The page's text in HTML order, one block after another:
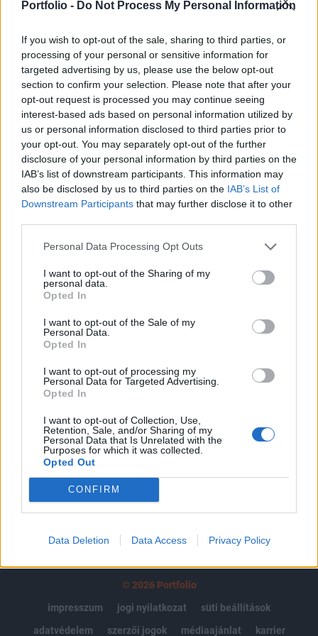
Portfolio - Do Not Process My Personal Information
If you wish to opt-out of the sale, sharing to third parties, or
processing of your personal or sensitive information for
targeted advertising by us, please use the below opt-out
section to confirm your selection. Please note that after your
opt-out request is processed you may continue seeing
interest-based ads based on personal information utilized by
us or personal information disclosed to third parties prior to
your opt-out. You may separately opt-out of the further
disclosure of your personal information by third parties on the
IAB’s list of downstream participants. This information may
also be disclosed by us to third parties on the IAB’s List of
Downstream Participants that may further disclose it to other
Personal Data Processing Opt Outs
I want to opt-out of the Sharing of my
personal data.
Opted In
I want to opt-out of the Sale of my
Personal Data.
Opted In
I want to opt-out of processing my
Personal Data for Targeted Advertising.
Opted In
I want to opt-out of Collection, Use,
Retention, Sale, and/or Sharing of my
Personal Data that Is Unrelated with the
Purposes for which it was collected.
Opted Out
CONFIRM
Data Deletion Data Access Privacy Policy
tendenciája a BÉT-en, az első 10 szereplő már a
hónapban. Az áprilisi részvényforgalom 297.5 mrd
Ft-os értéke bíztató, idei rekordnak számít.
A választások által generált élénkülés azt jelentette, hogy
rekordok sorozatát érte el a BÉT a múlt hónapban. A 297.5
mrd Ft-os részvényforgalom nem csak az idei évben számít
kiemelkedőnek, utoljára tavaly februárban bonyolítottak
ennél nagyobb üzletmenetet a brókerek (ennek megfelelően
természetesen jelentősen felülmúlja az áprilisi forgalom a
tavalyi átlagos értéket...
KEDVES OLVASÓNK!
A keresett cikk a portfolio.hu hírarchívumához
tartozik, melynek olvasása előfizetéses
Az előfizetés a következőket tartalmazza:
Portfolio.hu teljes cikkarchívum
Kötéslisták: BÉT elmúlt 2 év napon belüli
kötéslistái
Előfizetés
MÁR ELŐFIZETŐNK VAGY?BEJELENTKEZÉS
© 2026 Portfolio
impresszum
jogi nyilatkozat
süti beállítások
adatvédelem
szerzői jogok médiaajánlat karrier